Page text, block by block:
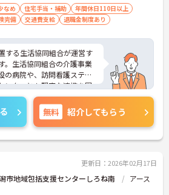
なめ 住宅手当・補助
年間休日110日以上
完備 交通費支給 退職金制度あり
する生活協同組合が運営す
。生活協同組合の介護事業
の病院や、訪問看護ステー
ンターとも緊密な連携を図
行なっています。ご興味あ
トなど、さらに詳細をお
軽にご相談ください。
無料 紹介してもらう
更新日：2026年02月17日
市地域包括支援センターしろね南
アース